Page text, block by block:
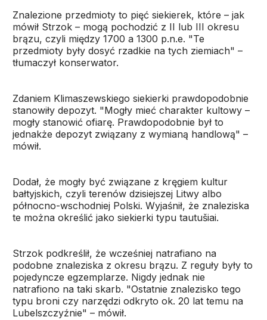
Znalezione przedmioty to pięć siekierek, które – jak
mówił Strzok – mogą pochodzić z II lub III okresu
brązu, czyli między 1700 a 1300 p.n.e. "Te
przedmioty były dosyć rzadkie na tych ziemiach" –
tłumaczył konserwator.
Zdaniem Klimaszewskiego siekierki prawdopodobnie
stanowiły depozyt. "Mogły mieć charakter kultowy –
mogły stanowić ofiarę. Prawdopodobnie był to
jednakże depozyt związany z wymianą handlową" –
mówił.
Dodał, że mogły być związane z kręgiem kultur
bałtyjskich, czyli terenów dzisiejszej Litwy albo
północno-wschodniej Polski. Wyjaśnił, że znaleziska
te można określić jako siekierki typu tautušiai.
Strzok podkreślił, że wcześniej natrafiano na
podobne znaleziska z okresu brązu. Z reguły były to
pojedyncze egzemplarze. Nigdy jednak nie
natrafiono na taki skarb. "Ostatnie znalezisko tego
typu broni czy narzędzi odkryto ok. 20 lat temu na
Lubelszczyźnie" – mówił.